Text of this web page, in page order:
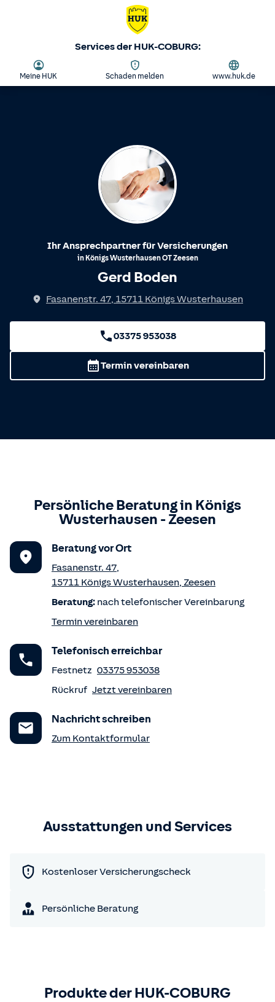
Services der HUK-COBURG:
Meine HUK Schaden melden www.huk.de
Ihr Ansprechpartner für Versicherungen
in Königs WusterhausenOTZeesen
Gerd Boden
Fasanenstr. 47, 15711 Königs Wusterhausen
03375 953038
Termin vereinbaren
Persönliche Beratung in Königs
Wusterhausen -Zeesen
Beratung vor Ort
Fasanenstr. 47,
15711 Königs Wusterhausen, Zeesen
Beratung: nach telefonischer Vereinbarung
Termin vereinbaren
Telefonisch erreichbar
Festnetz 03375 953038
Rückruf Jetzt vereinbaren
Nachricht schreiben
Zum Kontaktformular
Ausstattungen und Services
Kostenloser Versicherungscheck
Persönliche Beratung
Produkte der HUK-COBURG